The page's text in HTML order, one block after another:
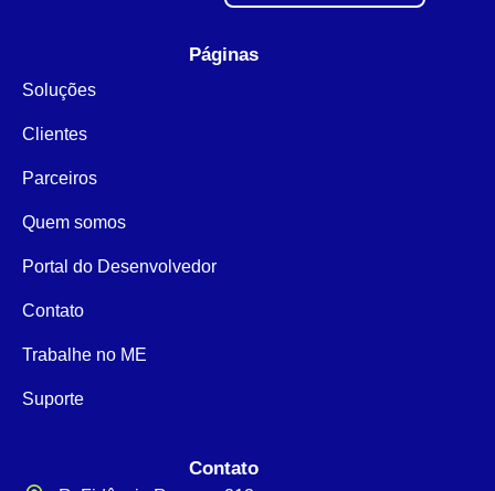
Páginas
Soluções
Clientes
Parceiros
Quem somos
Portal do Desenvolvedor
Contato
Trabalhe no ME
Suporte
Contato